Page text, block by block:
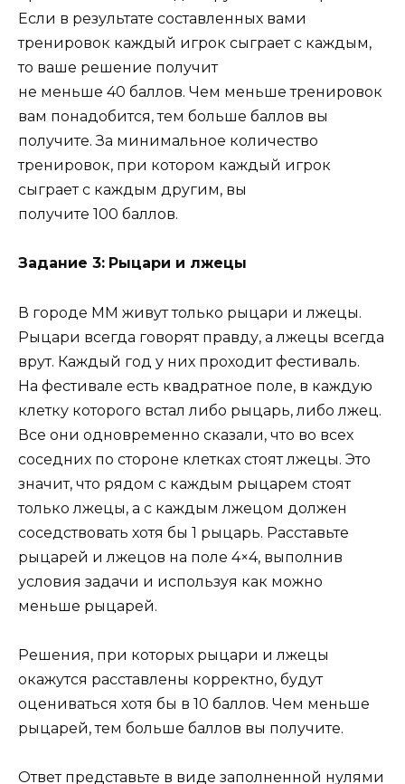
Если в результате составленных вами
тренировок каждый игрок сыграет с каждым,
то ваше решение получит
не меньше 40 баллов. Чем меньше тренировок
вам понадобится, тем больше баллов вы
получите. За минимальное количество
тренировок, при котором каждый игрок
сыграет с каждым другим, вы
получите 100 баллов.
Задание 3: Рыцари и лжецы
В городе MM живут только рыцари и лжецы.
Рыцари всегда говорят правду, а лжецы всегда
врут. Каждый год у них проходит фестиваль.
На фестивале есть квадратное поле, в каждую
клетку которого встал либо рыцарь, либо лжец.
Все они одновременно сказали, что во всех
соседних по стороне клетках стоят лжецы. Это
значит, что рядом с каждым рыцарем стоят
только лжецы, а с каждым лжецом должен
соседствовать хотя бы 1 рыцарь. Расставьте
рыцарей и лжецов на поле 4×4, выполнив
условия задачи и используя как можно
меньше рыцарей.
Решения, при которых рыцари и лжецы
окажутся расставлены корректно, будут
оцениваться хотя бы в 10 баллов. Чем меньше
рыцарей, тем больше баллов вы получите.
Ответ представьте в виде заполненной нулями